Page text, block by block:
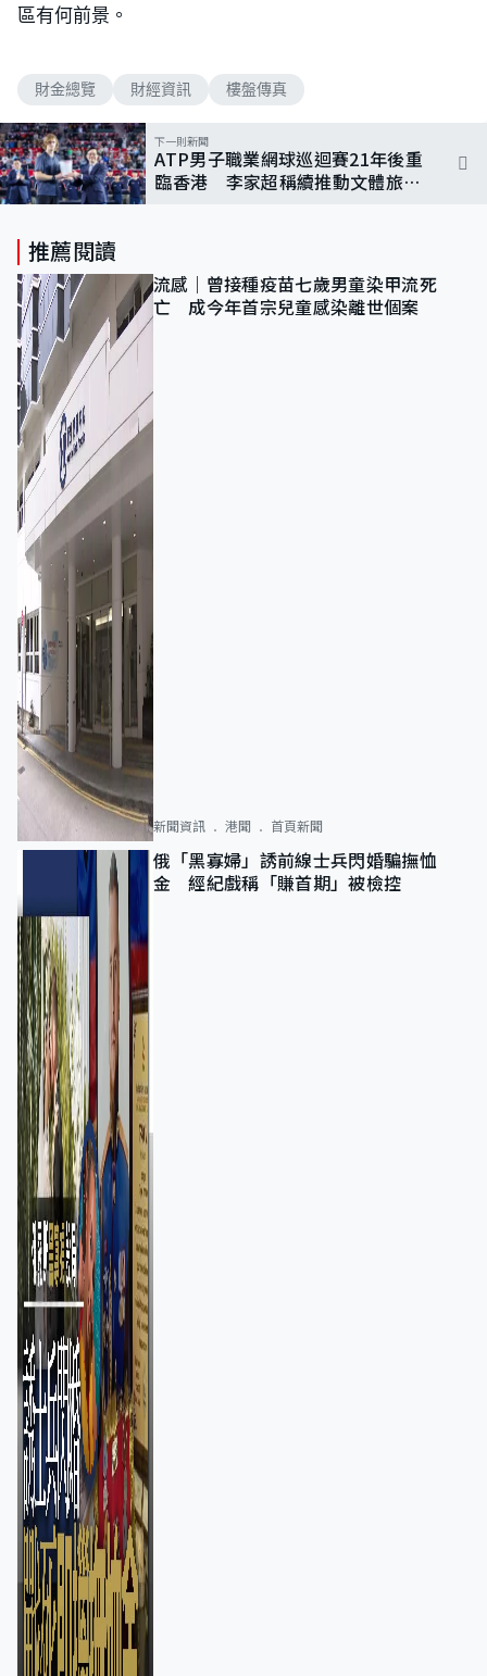
區有何前景。
財金總覽 財經資訊 樓盤傳真
下一則新聞
ATP男子職業網球巡迴賽21年後重
臨香港 李家超稱續推動文體旅發
推薦閱讀
流感｜曾接種疫苗七歲男童染甲流死
亡 成今年首宗兒童感染離世個案
新聞資訊 港聞 首頁新聞
俄「黑寡婦」誘前線士兵閃婚騙撫恤
金 經紀戲稱「賺首期」被檢控